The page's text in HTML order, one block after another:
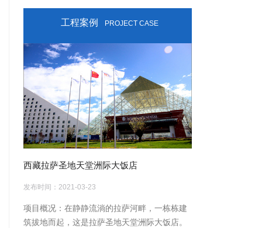
工程案例 PROJECT CASE
龙
西藏拉萨圣地天堂洲际大饭店
发布时间：2021-03-23
项目概况：在静静流淌的拉萨河畔，一栋栋建
筑拔地而起，这是拉萨圣地天堂洲际大饭店。